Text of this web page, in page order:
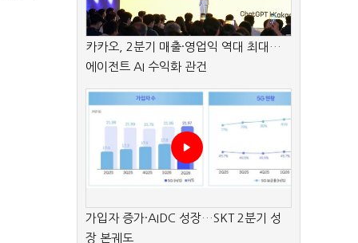
카카오, 2분기 매출·영업익 역대 최대…
에이전트 AI 수익화 관건
가입자 증가·AIDC 성장…SKT 2분기 성
장 본궤도